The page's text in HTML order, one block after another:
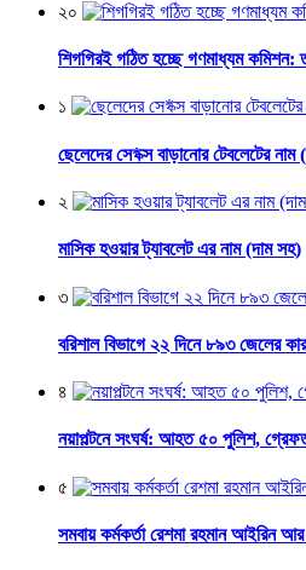
২০
শিগগিরই গঠিত হচ্ছে গণমাধ্যম কমিশন:
১
ছেলেদের সে*ক্স বাড়ানোর টেবলেটের নাম
২
মাসিক হওয়ার ট্যাবলেট এর নাম (দাম সহ)
৩
বরিশাল বিভাগে ২২ দিনে ৮৯৩ জেলের
৪
নয়াপল্টনে সংঘর্ষ: আহত ৫০ পুলিশ,
৫
সমবায় কর্মকর্তা রেশমা রহমান আইরিন